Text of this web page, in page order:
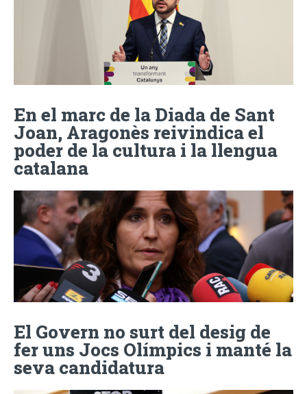
En el marc de la Diada de Sant
Joan, Aragonès reivindica el
poder de la cultura i la llengua
catalana
El Govern no surt del desig de
fer uns Jocs Olímpics i manté la
seva candidatura